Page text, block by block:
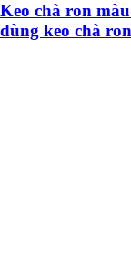
Keo chà ron
dùng keo chà